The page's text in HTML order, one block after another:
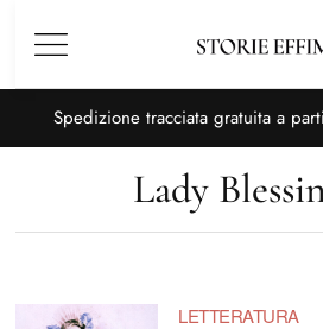
Menù
Spedizione tracciata gratuita a
Lady
LETTERATURA